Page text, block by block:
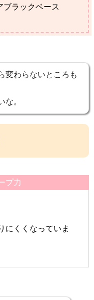
ブラックベース
変わらないところも
な。
プ力
にくくなっていま